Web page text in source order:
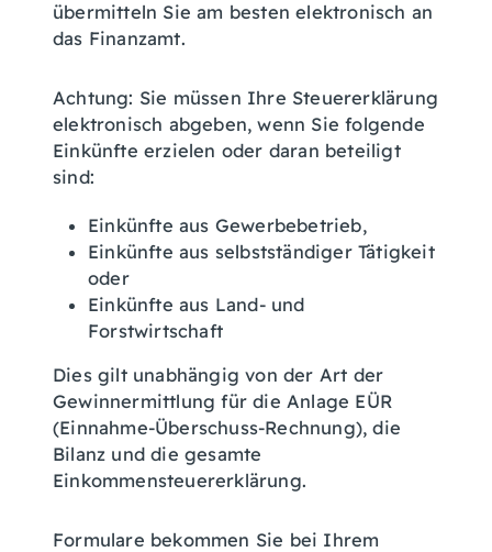
übermitteln Sie am besten elektronisch an
das Finanzamt.
Achtung: Sie müssen Ihre Steuererklärung
elektronisch abgeben, wenn Sie folgende
Einkünfte erzielen oder daran beteiligt
sind:
Einkünfte aus Gewerbebetrieb,
Einkünfte aus selbstständiger Tätigkeit
oder
Einkünfte aus Land- und
Forstwirtschaft
Dies gilt unabhängig von der Art der
Gewinnermittlung für die Anlage EÜR
(Einnahme-Überschuss-Rechnung), die
Bilanz und die gesamte
Einkommensteuererklärung.
Formulare bekommen Sie bei Ihrem